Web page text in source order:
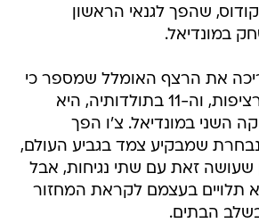
שהפך לגנאי הראשון
במונדיאל.
את הרצף האומלל שמספר כי
בפעם הרביעית ברציפות, וה-11 בתולדותיה, היא
השני במונדיאל. צ'ו הפך
שמבקיע צמד בגביע העולם,
שעושה זאת עם שתי נגיחות, אבל
תלויים בעצמם לקראת המחזור
הבתים.